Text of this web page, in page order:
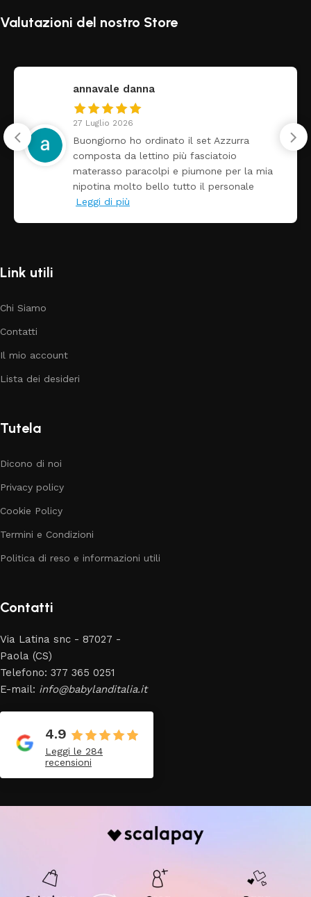
Valutazioni del nostro Store
annavale danna
27 Luglio 2026
Buongiorno ho ordinato il set Azzurra
composta da lettino più fasciatoio
materasso paracolpi e piumone per la mia
nipotina molto bello tutto il personale
Leggi di più
Link utili
Chi Siamo
Contatti
Il mio account
Lista dei desideri
Tutela
Dicono di noi
Privacy policy
Cookie Policy
Termini e Condizioni
Politica di reso e informazioni utili
Contatti
Via Latina snc - 87027 -
Paola (CS)
Telefono: 377 365 0251
E-mail: info@babylanditalia.it
4.9
Leggi le 284
recensioni